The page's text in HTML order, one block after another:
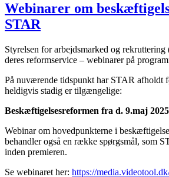
Webinarer om
STAR
Styrelsen for arbejdsmarked og
deres reformservice – webinarer på
På nuværende tidspunkt har STAR afholdt
heldigvis stadig er tilgængelige:
Beskæftigelsesreformen fra d. 9.maj 2025
Webinar om hovedpunkterne i
behandler også en række spørgsmål, som
inden premieren.
Se webinaret her: https://